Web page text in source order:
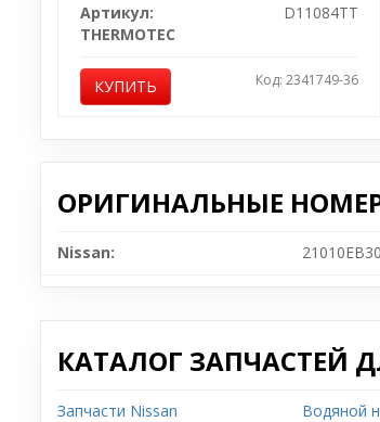
Артикул:
D11084TT
THERMOTEC
КУПИТЬ Код: 2341749-36
ОРИГИНАЛЬНЫЕ
Nissan:
КАТАЛОГ ЗАПЧАСТЕЙ
Запчасти Nissan Водяной